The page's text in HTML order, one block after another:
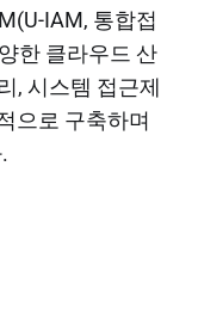
IAM, 통합접
한 클라우드 산
, 시스템 접근제
으로 구축하며